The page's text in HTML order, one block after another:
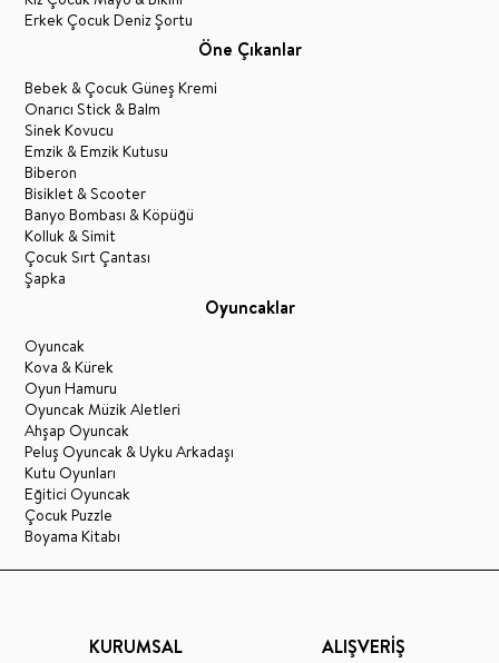
Erkek Çocuk Deniz Şortu
Öne Çıkanlar
Bebek & Çocuk Güneş Kremi
Onarıcı Stick & Balm
Sinek Kovucu
Emzik & Emzik Kutusu
Biberon
Bisiklet & Scooter
Banyo Bombası & Köpüğü
Kolluk & Simit
Çocuk Sırt Çantası
Şapka
Oyuncaklar
Oyuncak
Kova & Kürek
Oyun Hamuru
Oyuncak Müzik Aletleri
Ahşap Oyuncak
Peluş Oyuncak & Uyku Arkadaşı
Kutu Oyunları
Eğitici Oyuncak
Çocuk Puzzle
Boyama Kitabı
KURUMSAL ALIŞVERİŞ